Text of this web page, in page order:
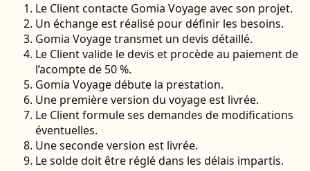
Le Client contacte Gomia Voyage avec son projet.
Un échange est réalisé pour définir les besoins.
Gomia Voyage transmet un devis détaillé.
Le Client valide le devis et procède au paiement de
l’acompte de 50 %.
Gomia Voyage débute la prestation.
Une première version du voyage est livrée.
Le Client formule ses demandes de modifications
éventuelles.
Une seconde version est livrée.
Le solde doit être réglé dans les délais impartis.